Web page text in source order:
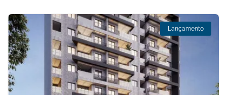
Lançamento